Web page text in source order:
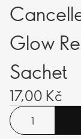
Glow
Sachet
17,00 Kč